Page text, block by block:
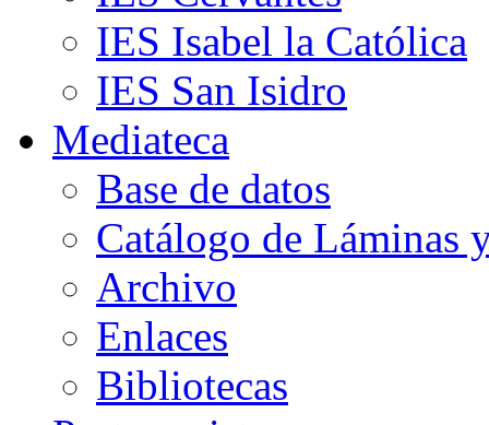
IES Isabel la Católica
IES San Isidro
Mediateca
Base de datos
Catálogo de Láminas
Archivo
Enlaces
Bibliotecas